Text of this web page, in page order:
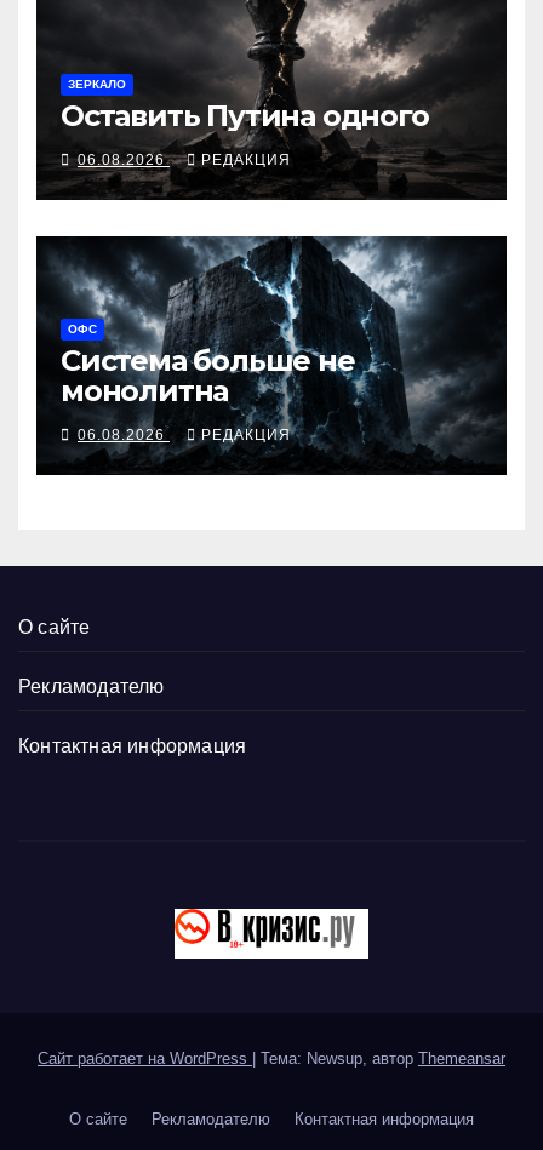
ЗЕРКАЛО
Оставить Путина одного
06.08.2026 РЕДАКЦИЯ
ОФС
Система больше не
монолитна
06.08.2026 РЕДАКЦИЯ
О сайте
Рекламодателю
Контактная информация
Сайт работает на WordPress Тема: Newsup, автор Themeansar
О сайте Рекламодателю Контактная информация